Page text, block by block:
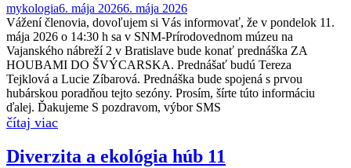
mykologia6. mája 20266. mája 2026
Vážení členovia, dovoľujem si Vás informovať, že v pondelok 11.
mája 2026 o 14:30 h sa v SNM-Prírodovednom múzeu na
Vajanského nábreží 2 v Bratislave bude konať prednáška ZA
HOUBAMI DO ŠVÝCARSKA. Prednášať budú Tereza
Tejklová a Lucie Zíbarová. Prednáška bude spojená s prvou
hubárskou poradňou tejto sezóny. Prosím, šírte túto informáciu
ďalej. Ďakujeme S pozdravom, výbor SMS
Diverzita a ekológia húb 11